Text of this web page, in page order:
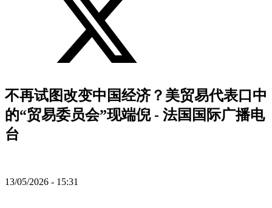
不再试图改变中国经济？美贸易代表口中
的“贸易委员会”现端倪 - 法国国际广播电
台
13/05/2026 - 15:31